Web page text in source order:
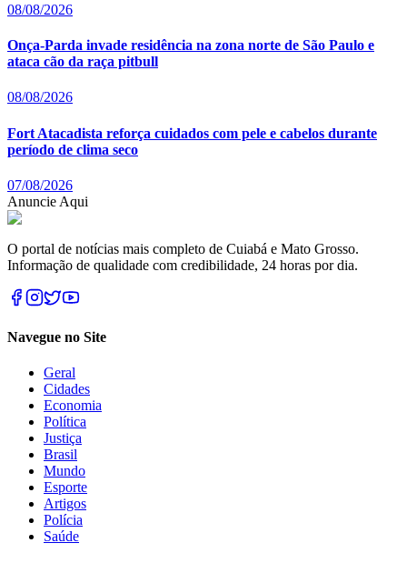
08/08/2026
Onça-Parda invade residência na zona norte de São Paulo e
ataca cão da raça pitbull
08/08/2026
Fort Atacadista reforça cuidados com pele e cabelos durante
período de clima seco
07/08/2026
Anuncie Aqui
O portal de notícias mais completo de Cuiabá e Mato Grosso.
Informação de qualidade com credibilidade, 24 horas por dia.
Navegue no Site
Geral
Cidades
Economia
Política
Justiça
Brasil
Mundo
Esporte
Artigos
Polícia
Saúde